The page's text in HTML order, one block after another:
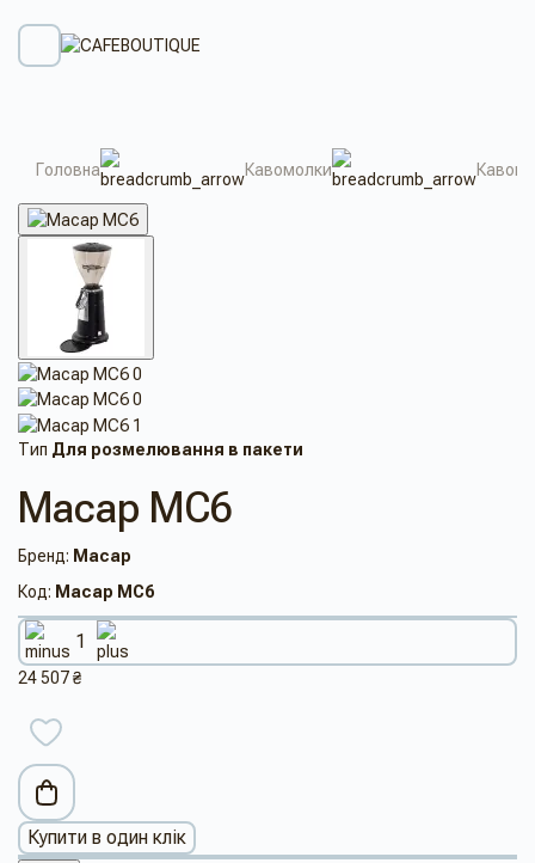
Головна Кавомолки
Тип Для розмелювання в пакети
Macap MC6
Бренд: Macap
Код: Macap MC6
24 507 ₴
Купити в один клік